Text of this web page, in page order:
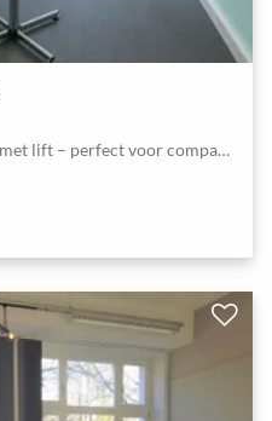
Lichte, rustige vergaderruimte met lift – perfect voor compacte teamsessies